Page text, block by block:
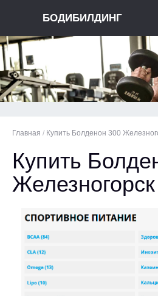
БОДИБИЛДИНГ
Главная / Купить Болденон 300
Купить
Железногорск